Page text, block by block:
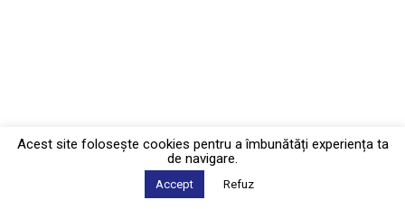
Acest site foloseşte cookies pentru a îmbunătăți experiența ta
de navigare.
Accept Refuz